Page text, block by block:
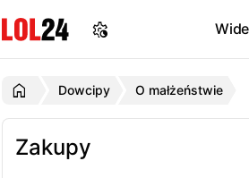
Dowcipy O małżeństwie
Zakupy